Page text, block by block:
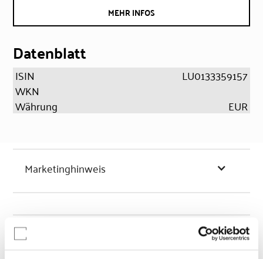
MEHR INFOS
Datenblatt
ISIN
LU0133359157
WKN
Währung
EUR
Marketinghinweis
Chancen & Risiken